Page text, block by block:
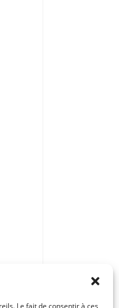
Le fait de consentir à ces